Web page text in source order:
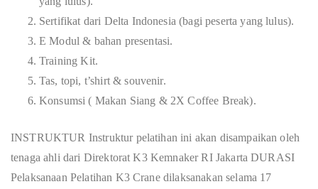
Sertifikat dari Delta Indonesia (bagi peserta yang lulus).
E Modul & bahan presentasi.
Training Kit.
Tas, topi, t’shirt & souvenir.
Konsumsi ( Makan Siang & 2X Coffee Break).
INSTRUKTUR Instruktur pelatihan ini akan disampaikan oleh
tenaga ahli dari Direktorat K3 Kemnaker RI Jakarta DURASI
Pelaksanaan Pelatihan K3 Crane dilaksanakan selama 17